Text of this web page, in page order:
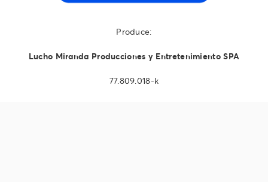
Produce:
Lucho Miranda Producciones y Entretenimiento SPA
77.809.018-k